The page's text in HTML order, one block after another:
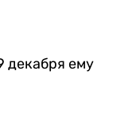
декабря ему